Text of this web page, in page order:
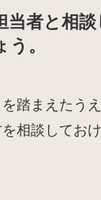
当者と相
。
踏まえたう
相談してお